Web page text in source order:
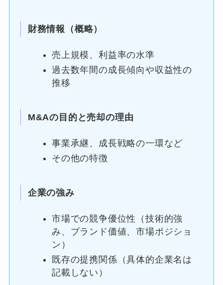
財務情報（概略）
売上規模、利益率の水準
過去数年間の成長傾向や収益性の
推移
M&Aの目的と売却の理由
事業承継、成長戦略の一環など
その他の特徴
企業の強み
市場での競争優位性（技術的強
み、ブランド価値、市場ポジショ
ン）
既存の提携関係（具体的企業名は
記載しない）